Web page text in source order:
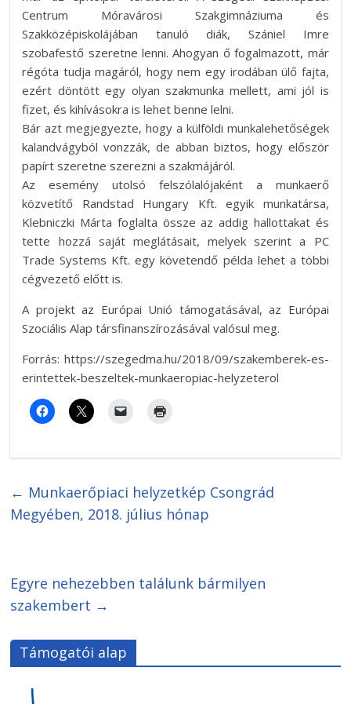
Centrum Móravárosi Szakgimnáziuma és
Szakközépiskolájában tanuló diák, Szániel Imre
szobafestő szeretne lenni. Ahogyan ő fogalmazott, már
régóta tudja magáról, hogy nem egy irodában ülő fajta,
ezért döntött egy olyan szakmunka mellett, ami jól is
fizet, és kihívásokra is lehet benne lelni.
Bár azt megjegyezte, hogy a külföldi munkalehetőségek
kalandvágyból vonzzák, de abban biztos, hogy először
papírt szeretne szerezni a szakmájáról.
Az esemény utolsó felszólalójaként a munkaerő
közvetítő Randstad Hungary Kft. egyik munkatársa,
Klebniczki Márta foglalta össze az addig hallottakat és
tette hozzá saját meglátásait, melyek szerint a PC
Trade Systems Kft. egy követendő példa lehet a többi
cégvezető előtt is.
A projekt az Európai Unió támogatásával, az Európai
Szociális Alap társfinanszírozásával valósul meg.
Forrás: https://szegedma.hu/2018/09/szakemberek-es-
erintettek-beszeltek-munkaeropiac-helyzeterol
← Munkaerőpiaci helyzetkép Csongrád
Megyében, 2018. július hónap
Egyre nehezebben találunk bármilyen
szakembert →
Támogatói alap